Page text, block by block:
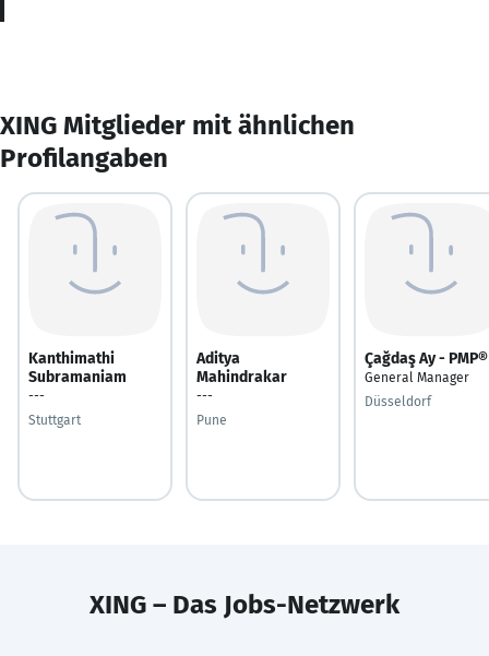
XING Mitglieder mit ähnlichen
Profilangaben
Kanthimathi
Subramaniam
---
Stuttgart
Aditya
Mahindrakar
---
Pune
Çağdaş Ay - PMP®
General Manager
Düsseldorf
XING – Das Jobs-Netzwerk